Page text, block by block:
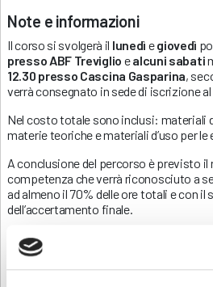
Note e informazioni
Il corso si svolgerà il lunedì egiovedì
presso ABF Treviglio ealcuni sabati
12.30 presso Cascina Gasparina,
verrà consegnato in sede di iscrizione
Nel costo totale sono inclusi: materiali
materie teoriche e materiali d’uso per
A conclusione del percorso è previsto
competenza che verrà riconosciuto a
ad almeno il 70% delle ore totali e con il
dell’accertamento finale.
È possibile iscriversi al corso
cliccando sul pulsante “ISCRIZIONE” in